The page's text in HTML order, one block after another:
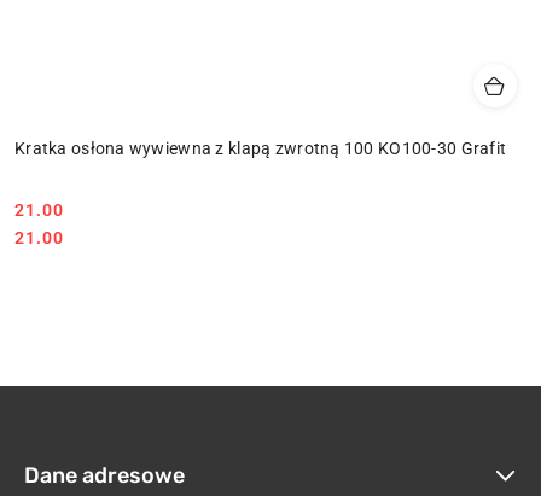
Kratka osłona wywiewna z klapą zwrotną 100 KO100-30 Grafit
Cena:
21.00
Cena:
21.00
Dane adresowe